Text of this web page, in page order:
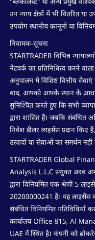
उन न्याय क्षेत्रों में भी वितरित
उपयोग स्थानीय कानूनों या
नियामक-सूचना
STARTRADER विभिन्न
नेटवर्क का प्रतिनिधित्व करने
अनुपालन में विशिष्ट वित्तीय
बाद, आपको आपके स्थान के
सुनिश्चित करते हुए कि सभी
द्वारा शासित हैं। जबकि संबंधित
निवेश डीलर लाइसेंस प्रदान किए
उत्पादों या सेवाओं का समर्थन
STARTRADER Global
Analysis L.L.C संयुक्त अरब
द्वारा विनियमित एक श्रेणी 5
20200000241 है। यह लाइसेंस
संबंधित विनियमित गतिविधियाँ
कार्यालय Office 815, Al
UAE में स्थित है। कंपनी को